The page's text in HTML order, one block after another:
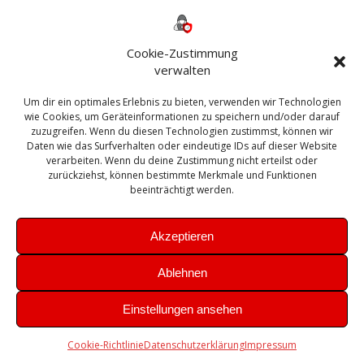
Cookie-Zustimmung
verwalten
Um dir ein optimales Erlebnis zu bieten, verwenden wir Technologien
wie Cookies, um Geräteinformationen zu speichern und/oder darauf
zuzugreifen. Wenn du diesen Technologien zustimmst, können wir
Daten wie das Surfverhalten oder eindeutige IDs auf dieser Website
verarbeiten. Wenn du deine Zustimmung nicht erteilst oder
zurückziehst, können bestimmte Merkmale und Funktionen
beeinträchtigt werden.
Akzeptieren
Ablehnen
Einstellungen ansehen
Cookie-RichtlinieDatenschutzerklärungImpressum
Bautagebuch
Exchange firewall Fritzbox
Microsoft
Sanierung SBS Security Server Sicherheit
Sicherung SIEM Sophos SSL Ubuntu
Update Upgrade UTM VCenter VCSA Veeam
VMWare VPN WAZUH Windows
Zertifikat
Theme